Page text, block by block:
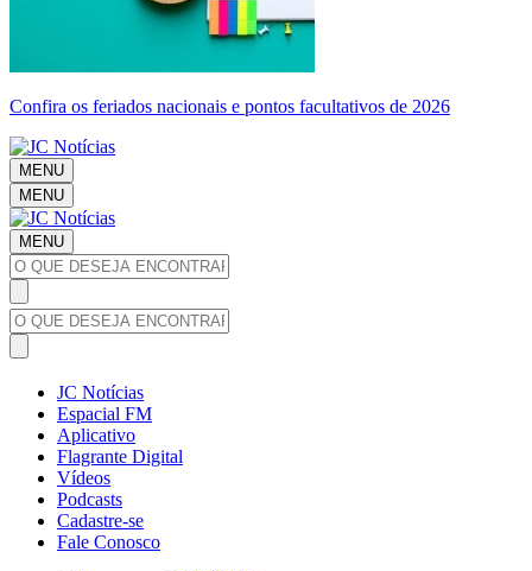
Confira os feriados nacionais e pontos facultativos de 2026
MENU
MENU
MENU
JC Notícias
Espacial FM
Aplicativo
Flagrante Digital
Vídeos
Podcasts
Cadastre-se
Fale Conosco